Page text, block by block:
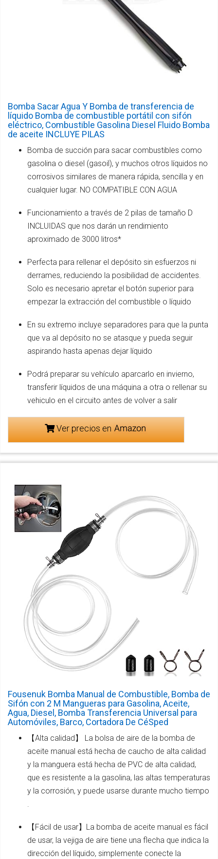
Bomba Sacar Agua Y Bomba de transferencia de
líquido Bomba de combustible portátil con sifón
eléctrico, Combustible Gasolina Diesel Fluido Bomba
de aceite INCLUYE PILAS
Bomba de succión para sacar combustibles como
gasolina o diesel (gasoil), y muchos otros líquidos no
corrosivos similares de manera rápida, sencilla y en
cualquier lugar. NO COMPATIBLE CON AGUA
Funcionamiento a través de 2 pilas de tamaño D
INCLUIDAS que nos darán un rendimiento
aproximado de 3000 litros*
Perfecta para rellenar el depósito sin esfuerzos ni
derrames, reduciendo la posibilidad de accidentes.
Solo es necesario apretar el botón superior para
empezar la extracción del combustible o líquido
En su extremo incluye separadores para que la punta
que va al depósito no se atasque y pueda seguir
aspirando hasta apenas dejar líquido
Podrá preparar su vehículo aparcarlo en invierno,
transferir líquidos de una máquina a otra o rellenar su
vehiculo en el circuito antes de volver a salir
Ver precios en
Fousenuk Bomba Manual de Combustible, Bomba de
Sifón con 2 M Mangueras para Gasolina, Aceite,
Agua, Diesel, Bomba Transferencia Universal para
Automóviles, Barco, Cortadora De CéSped
【Alta calidad】 La bolsa de aire de la bomba de
aceite manual está hecha de caucho de alta calidad
y la manguera está hecha de PVC de alta calidad,
que es resistente a la gasolina, las altas temperaturas
y la corrosión, y puede usarse durante mucho tiempo
.
【Fácil de usar】La bomba de aceite manual es fácil
de usar, la vejiga de aire tiene una flecha que indica la
dirección del líquido, simplemente conecte la